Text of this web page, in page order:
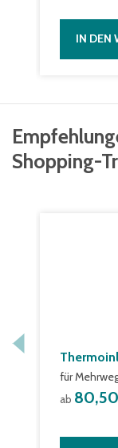
IN DEN
Shopping-
für
ab